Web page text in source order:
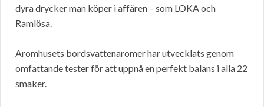
dyra drycker man köper i affären – som LOKA och
Ramlösa.
Aromhusets bordsvattenaromer har utvecklats genom
omfattande tester för att uppnå en perfekt balans i alla 22
smaker.